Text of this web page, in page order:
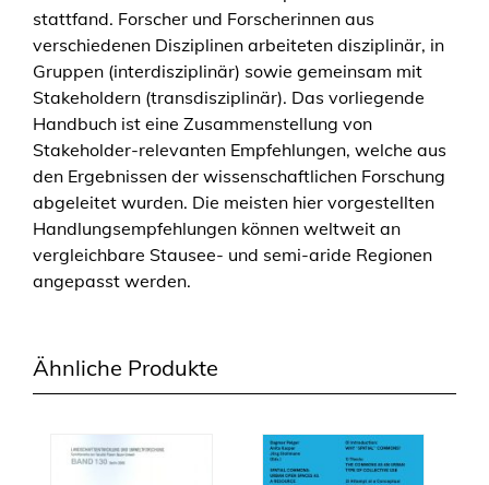
ã
o
d
e
c
o
n
t
e
ú
x
stattfand. Forscher und Forscherinnen aus
verschiedenen Disziplinen arbeiteten disziplinär, in
Gruppen (interdisziplinär) sowie gemeinsam mit
Stakeholdern (transdisziplinär). Das vorliegende
Handbuch ist eine Zusammenstellung von
Stakeholder-relevanten Empfehlungen, welche aus
den Ergebnissen der wissenschaftlichen Forschung
abgeleitet wurden. Die meisten hier vorgestellten
Handlungsempfehlungen können weltweit an
vergleichbare Stausee- und semi-aride Regionen
angepasst werden.
Ähnliche Produkte